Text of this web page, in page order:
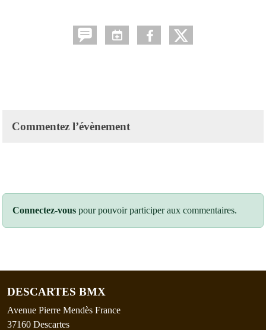
Commentez l’évènement
Connectez-vous pour pouvoir participer aux commentaires.
DESCARTES BMX
Avenue Pierre Mendès France
37160 Descartes